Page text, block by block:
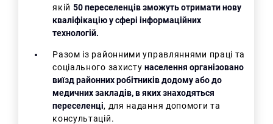
якій 50 переселенців зможуть отримати нову
кваліфікацію у сфері інформаційних
технологій.
Разом із районними управляннями праці та
соціального захистунаселення організовано
виїзд районних робітників додому або до
медичних закладів, в яких знаходяться
переселенці, для надання допомоги та
консультацій.